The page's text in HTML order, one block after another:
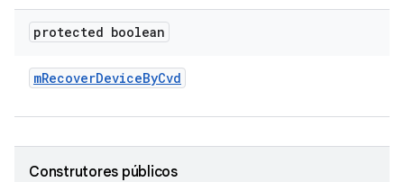
protected boolean
mRecoverDeviceByCvd
Construtores públicos